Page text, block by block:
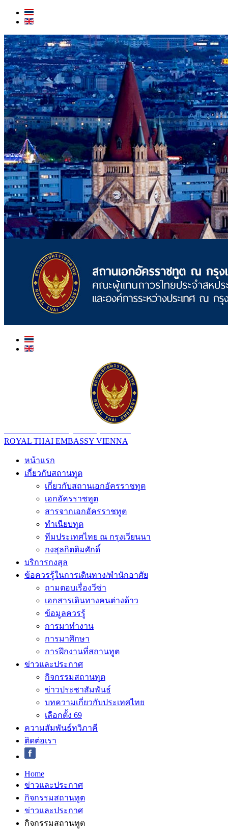
ROYAL THAI EMBASSY VIENNA
หน้าแรก
เกี่ยวกับสถานทูต
เกี่ยวกับสถานเอกอัครราชทูต
เอกอัครราชทูต
สารจากเอกอัครราชทูต
ทำเนียบทูต
ทีมประเทศไทย ณ กรุงเวียนนา
กงสุลกิตติมศักดิ์
บริการกงสุล
ข้อควรรู้ในการเดินทาง/พำนักอาศัย
ถามตอบเรื่องวีซ่า
เอกสารเดินทางคนต่างด้าว
ข้อมูลควรรู้
การมาทำงาน
การมาศึกษา
การฝึกงานที่สถานทูต
ข่าวและประกาศ
กิจกรรมสถานทูต
ข่าวประชาสัมพันธ์
บทความเกี่ยวกับประเทศไทย
เลือกตั้ง 69
ความสัมพันธ์ทวิภาคี
ติดต่อเรา
Home
ข่าวและประกาศ
กิจกรรมสถานทูต
ข่าวและประกาศ
กิจกรรมสถานทูต